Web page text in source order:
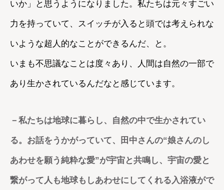
いか」と思うようになりました。私たちは元々すごい
力を持っていて、スイッチが入ると頭では考えられな
いような超人的なことができるんだ、と。
いまも不思議なことは度々あり、人間は自然の一部で
あり生かされているんだなと感じています。
－私たちは地球に暮らし、自然の中で生かされてい
る。お話をうかがっていて、田中さんの“娘さんのし
あわせを願う純粋な愛”が宇宙と共鳴し、宇宙の愛と
繋がって人も地球もしあわせにしてくれる入浴液がで